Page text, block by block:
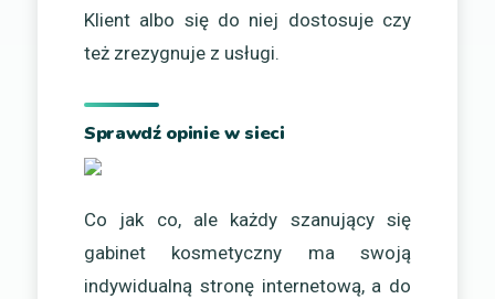
Klient albo się do niej dostosuje czy
też zrezygnuje z usługi.
Sprawdź opinie w sieci
Co jak co, ale każdy szanujący się
gabinet kosmetyczny ma swoją
indywidualną stronę internetową, a do